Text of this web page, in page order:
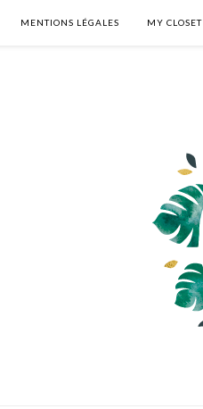
MENTIONS LÉGALES MY CLOSET